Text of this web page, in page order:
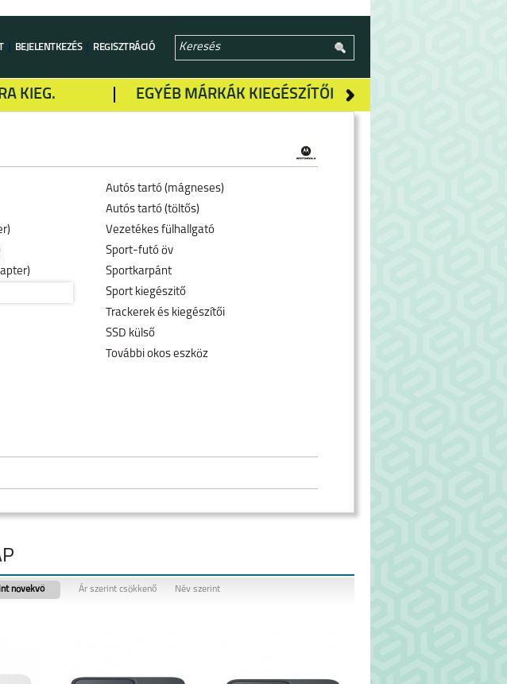
BEJELENTKEZÉS REGISZTRÁCIÓ
EGYÉB MÁRKÁK KIEGÉSZÍTŐI
KIEG.
Autós tartó (mágneses)
Autós tartó (töltős)
Vezetékes fülhallgató
Sport-futó öv
Sportkarpánt
Sport kiegészitő
Trackerek és kiegészítői
SSD külső
További okos eszköz
növekvő Ár szerint csökkenő Név szerint